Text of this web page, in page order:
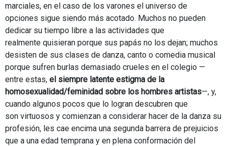
marciales, en el caso de los varones el universo de
opciones sigue siendo más acotado. Muchos no pueden
dedicar su tiempo libre a las actividades que
realmente quisieran porque sus papás no los dejan; muchos
desisten de sus clases de danza, canto o comedia musical
porque sufren burlas demasiado crueles en el colegio —
entre estas, el siempre latente estigma de la
homosexualidad/feminidad sobre los hombres artistas—, y,
cuando algunos pocos que lo logran descubren que
son virtuosos y comienzan a considerar hacer de la danza su
profesión, les cae encima una segunda barrera de prejuicios
que a una edad temprana y en plena conformación del